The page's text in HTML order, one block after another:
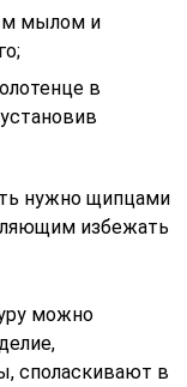
мылом и
в
нужно щипцами
избежать
можно
споласкивают в